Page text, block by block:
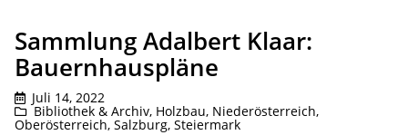
Sammlung Adalbert Klaar:
Bauernhauspläne
Juli 14, 2022
Bibliothek & Archiv, Holzbau, Niederösterreich,
Oberösterreich, Salzburg, Steiermark